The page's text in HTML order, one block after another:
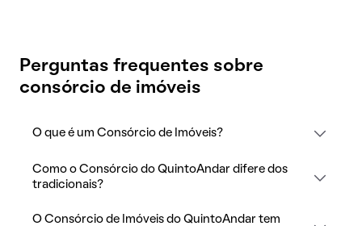
Perguntas frequentes sobre
consórcio de imóveis
O que é um Consórcio de Imóveis?
Como o Consórcio do QuintoAndar difere dos
tradicionais?
O Consórcio de Imóveis do QuintoAndar tem